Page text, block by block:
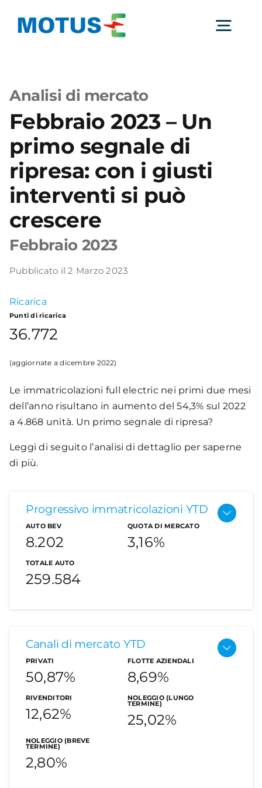
Studi e ricerche
Analisi di mercato
Utilità
Comunicati Stampa
Analisi di mercato
Febbraio 2023 – Un
primo segnale di
ripresa: con i giusti
interventi si può
crescere
Febbraio 2023
Pubblicato il 2 Marzo 2023
Ricarica
Punti di ricarica
36.772
(aggiornate a dicembre 2022)
Le immatricolazioni full electric nei primi due mesi
dell’anno risultano in aumento del 54,3% sul 2022
a 4.868 unità. Un primo segnale di ripresa?
Leggi di seguito l’analisi di dettaglio per saperne
di più.
Progressivo immatricolazioni YTD
AUTO BEV
8.202
QUOTA DI MERCATO
3,16%
TOTALE AUTO
259.584
Le auto elettriche
A febbraio le immatricolazioni delle auto
elettriche pure da inizio anno sono pari a 8.202
unità contro le 6.804 dello stesso mese del
2022, con una aumento del 20,5%. Un leggero
aumento anche nella quota di mercato che
passa dal 3,10% del 2022 al 3,16% del 2023.
Canali di mercato YTD
PRIVATI
50,87%
FLOTTE AZIENDALI
8,69%
RIVENDITORI
12,62%
NOLEGGIO (LUNGO
TERMINE)
25,02%
NOLEGGIO (BREVE
TERMINE)
2,80%